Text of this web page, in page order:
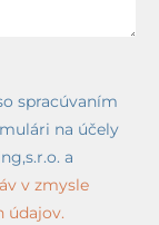
spracúvaním
na účely
a
v zmysle
údajov.